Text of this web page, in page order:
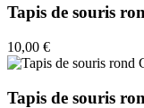
Tapis de souris
10,00 €
Tapis de souris